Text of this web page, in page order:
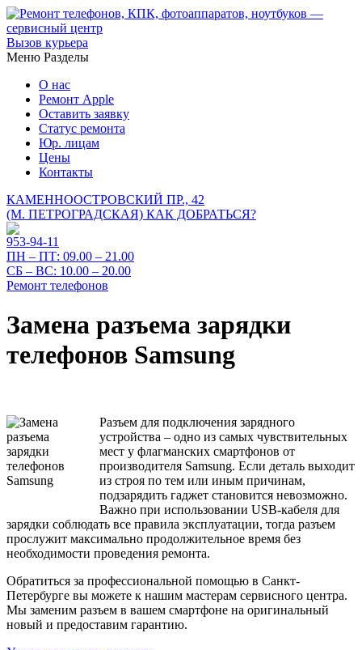
Вызов курьера
Меню Разделы
О нас
Ремонт Apple
Оставить заявку
Статус ремонта
Юр. лицам
Цены
Контакты
КАМЕННООСТРОВСКИЙ ПР., 42
(М. ПЕТРОГРАДСКАЯ) КАК ДОБРАТЬСЯ?
953-94-11
ПН – ПТ: 09.00 – 21.00
СБ – ВС: 10.00 – 20.00
Ремонт телефонов
Замена разъема зарядки
телефонов Samsung
Разъем для подключения зарядного
устройства – одно из самых чувствительных
мест у флагманских смартфонов от
производителя Samsung. Если деталь выходит
из строя по тем или иным причинам,
подзарядить гаджет становится невозможно.
Важно при использовании USB-кабеля для
зарядки соблюдать все правила эксплуатации, тогда разъем
прослужит максимально продолжительное время без
необходимости проведения ремонта.
Обратиться за профессиональной помощью в Санкт-
Петербурге вы можете к нашим мастерам сервисного центра.
Мы заменим разъем в вашем смартфоне на оригинальный
новый и предоставим гарантию.